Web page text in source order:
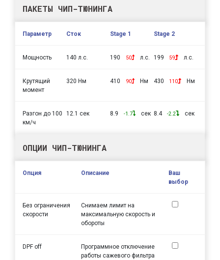
ПАКЕТЫ ЧИП-ТЮНИНГА
Параметр Сток Stage 1 Stage 2
Мощность 140 л.с. 190 50 л.с. 199 59 л.с.
Крутящий
момент
320 Нм 410 90 Нм 430 110 Нм
Разгон до 100
км/ч
12.1 сек 8.9 -1.7 сек 8.4 -2.2 сек
ОПЦИИ ЧИП-ТЮНИНГА
Опция Описание
Ваш
выбор
Без ограничения
скорости
Снимаем лимит на
максимальную скорость и
обороты
DPF off
Программное отключение
работы сажевого фильтра